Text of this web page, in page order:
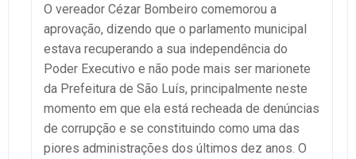
O vereador Cézar Bombeiro comemorou a
aprovação, dizendo que o parlamento municipal
estava recuperando a sua independência do
Poder Executivo e não pode mais ser marionete
da Prefeitura de São Luís, principalmente neste
momento em que ela está recheada de denúncias
de corrupção e se constituindo como uma das
piores administrações dos últimos dez anos. O